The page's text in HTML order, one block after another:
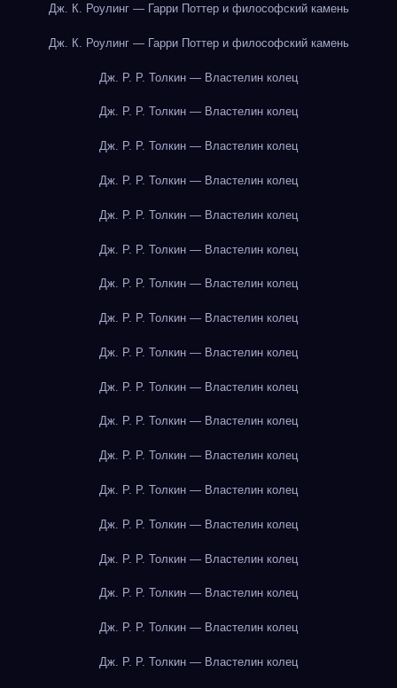
Дж. К. Роулинг — Гарри Поттер и философский камень
Дж. К. Роулинг — Гарри Поттер и философский камень
Дж. Р. Р. Толкин — Властелин колец
Дж. Р. Р. Толкин — Властелин колец
Дж. Р. Р. Толкин — Властелин колец
Дж. Р. Р. Толкин — Властелин колец
Дж. Р. Р. Толкин — Властелин колец
Дж. Р. Р. Толкин — Властелин колец
Дж. Р. Р. Толкин — Властелин колец
Дж. Р. Р. Толкин — Властелин колец
Дж. Р. Р. Толкин — Властелин колец
Дж. Р. Р. Толкин — Властелин колец
Дж. Р. Р. Толкин — Властелин колец
Дж. Р. Р. Толкин — Властелин колец
Дж. Р. Р. Толкин — Властелин колец
Дж. Р. Р. Толкин — Властелин колец
Дж. Р. Р. Толкин — Властелин колец
Дж. Р. Р. Толкин — Властелин колец
Дж. Р. Р. Толкин — Властелин колец
Дж. Р. Р. Толкин — Властелин колец